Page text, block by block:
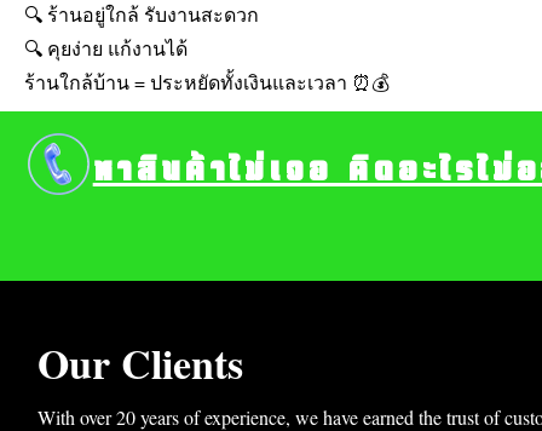
🔍 ร้านอยู่ใกล้ รับงานสะดวก
🔍 คุยง่าย แก้งานได้
ร้านใกล้บ้าน = ประหยัดทั้งเงินและเวลา ⏰💰
Our Clients
With over 20 years of experience, we have earned the trust of
หาสินค้าไม่เจอ คิดอะไรไ